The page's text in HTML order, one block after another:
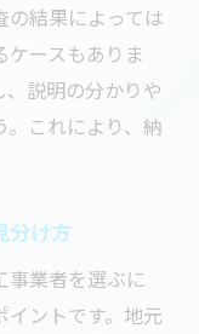
結果によっては
ースもありま
説明の分かりや
これにより、納
分け方
事業者を選ぶに
ントです。地元